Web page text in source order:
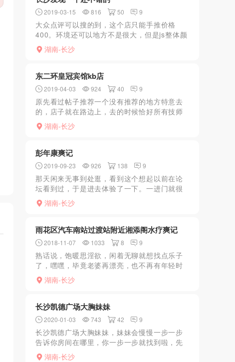
2019-03-15 816 50 9
大众点评可以搜的到，这个店只能手推价格
400。环境还可以地方不是很大，但是js整体颜
值都挺高的，试了几个都不错去之前记得打电
话预约要不然可能要等
湖南-长沙
东二环皇冠宾馆kb店
2019-04-03 924 40 9
原先看过帖子推荐一个没有推荐的地方特意去
的，店子就在路边上，去的时候恰好所有技师
在大堂开会，验证比较舒服进去全身搓澡，有
个洗澡台，洗的比较仔细，洗完技师檫身上水
湖南-长沙
彭年康爽记
2019-09-23 926 138 9
那天闲来无事到处逛，看到这个想起以前在论
坛看到过，于是进去体验了一下。一进门就很
热情的接待，安排好Js。JS很主动，服务也很
不错，特别是艳舞。
湖南-长沙
雨花区汽车南站过渡站附近湘添阁水疗爽记
2018-11-07 1033 8 9
熟话说，饱暖思淫欲，闲着无聊就想找点乐子
了，嘿嘿，毕竟老婆再漂亮，也不再有年轻时
候的那种激情了，我喜欢年轻漂亮的花姑娘，
以前都是去发廊找发廊妹解决的，或者找个长
湖南-长沙
长沙凯德广场大胸妹妹
2020-01-03 743 42 9
长沙凯德广场大胸妹妹，妹妹会慢慢一步一步
告诉你房间在哪里，你一步一步就找到啦，先
是鸳鸯浴，然后口硬后戴套做
湖南-长沙